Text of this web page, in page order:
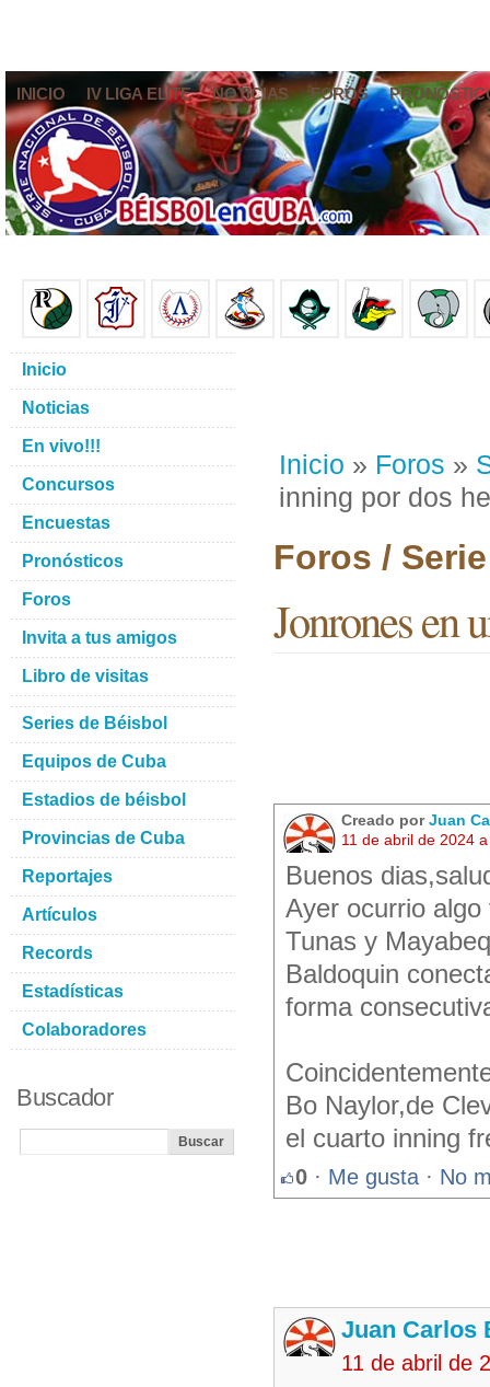
INICIO IV LIGA ELITE NOTICIAS FOROS
Inicio » Foros »
inning por dos
Foros /
Jonrones en
Creado porJuan
11 de abril de 2024
Buenos
Ayer ocurrio
Tunas y
Baldoquin
forma
Bo Naylor,de
el cuarto inning
0 · Me gusta · No
Juan Carlos
11 de abril de
Inicio
Noticias
En vivo!!!
Concursos
Encuestas
Pronósticos
Foros
Invita a tus amigos
Libro de visitas
Series de Béisbol
Equipos de Cuba
Estadios de béisbol
Provincias de Cuba
Reportajes
Artículos
Records
Estadísticas
Colaboradores
Buscador